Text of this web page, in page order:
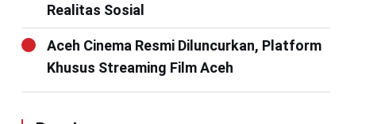
Realitas Sosial
Aceh Cinema Resmi Diluncurkan, Platform
Khusus Streaming Film Aceh